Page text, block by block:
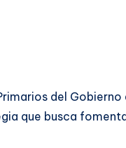
del
que busca